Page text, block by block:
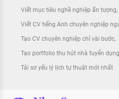
Viết mục tiêu nghề nghiệp ấn tượng
Viết CV tiếng Anh chuyên nghiệp
Tạo CV chuyên nghiệp chỉ vài bước
Tạo portfolio thu hút nhà tuyển dụng
Tải sơ yếu lý lịch tự thuật mới nhất